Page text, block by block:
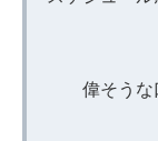
偉そうな